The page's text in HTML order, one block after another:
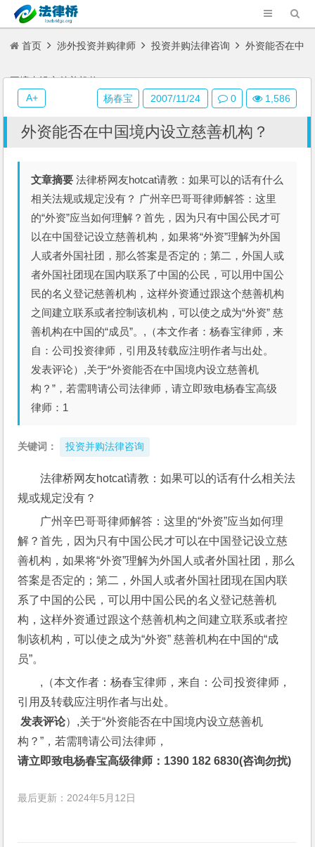
首页 涉外投资并购律师 投资并购法律咨询 外资能否在中
国境内设立慈善机构？
外资能否在中国境内设立慈善机构？
文章摘要 法律桥网友hotcat请教：如果可以的话有什么
相关法规或规定没有？ 广州辛巴哥哥律师解答：这里
的“外资”应当如何理解？首先，因为只有中国公民才可
以在中国登记设立慈善机构，如果将“外资”理解为外国
人或者外国社团，那么答案是否定的；第二，外国人或
者外国社团现在国内联系了中国的公民，可以用中国公
民的名义登记慈善机构，这样外资通过跟这个慈善机构
之间建立联系或者控制该机构，可以使之成为“外资” 慈
善机构在中国的“成员”。,（本文作者：杨春宝律师，来
自：公司投资律师，引用及转载应注明作者与出处。
发表评论）,关于“外资能否在中国境内设立慈善机
构？”，若需聘请公司法律师，请立即致电杨春宝高级
律师：1
关键词： 投资并购法律咨询
法律桥网友hotcat请教：如果可以的话有什么相关法
规或规定没有？
广州辛巴哥哥律师解答：这里的“外资”应当如何理
解？首先，因为只有中国公民才可以在中国登记设立慈
善机构，如果将“外资”理解为外国人或者外国社团，那么
答案是否定的；第二，外国人或者外国社团现在国内联
系了中国的公民，可以用中国公民的名义登记慈善机
构，这样外资通过跟这个慈善机构之间建立联系或者控
制该机构，可以使之成为“外资” 慈善机构在中国的“成
员”。
,（本文作者：杨春宝律师，来自：公司投资律师，
引用及转载应注明作者与出处。
发表评论）,关于“外资能否在中国境内设立慈善机
构？”，若需聘请公司法律师，
请立即致电杨春宝高级律师：1390 182 6830(咨询勿扰)
最后更新：2024年5月12日
杨春宝 2007/11/24 0 1,586
A+